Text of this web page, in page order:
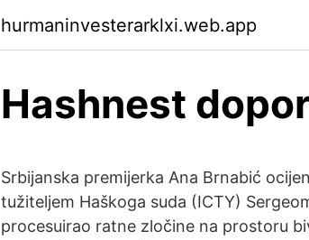
hurmaninvesterarklxi.web.app
Hashnest
Srbijanska premijerka Ana Brnabić
tužiteljem Haškoga suda (ICTY)
procesuirao ratne zločine na prostoru